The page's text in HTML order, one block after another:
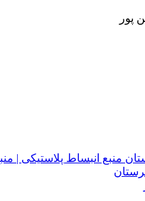
پور
منبع انبساط پلاستیکی | منبع